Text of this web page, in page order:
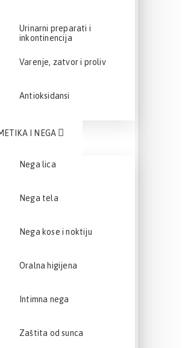
Urinarni preparati i
inkontinencija
Varenje, zatvor i proliv
Antioksidansi
I NEGA
Nega lica
Nega tela
Nega kose i noktiju
Oralna higijena
Intimna nega
Zaštita od sunca